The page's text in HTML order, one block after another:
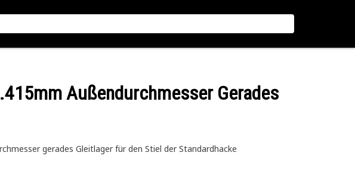
Außendurchmesser Gerades
gerades Gleitlager für den Stiel der Standardhacke